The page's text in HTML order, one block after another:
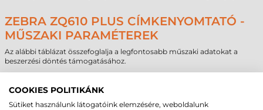
ZEBRA ZQ610 PLUS CÍMKENYOMTATÓ -
MŰSZAKI PARAMÉTEREK
Az alábbi táblázat összefoglalja a legfontosabb műszaki adatokat a
beszerzési döntés támogatásához.
Márka
Modell
ZQ610 Plus
COOKIES POLITIKÁNK
Sütiket használunk látogatóink elemzésére, weboldalunk